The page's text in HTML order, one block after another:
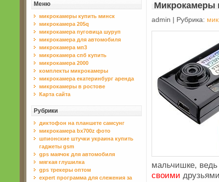
Меню
микрокамеры купить минск
микрокамера 205q
микрокамера пуговица шуруп
микрокамера для автомобиля
микрокамера мп3
микрокамера спб купить
микрокамера 2000
комплекты микрокамеры
микрокамера екатеринбург аренда
микрокамеры в ростове
Карта сайта
Рубрики
диктофон на планшете самсунг
микрокамера bx700z фото
шпионские штучки украина купить
гаджеты gsm
gps маячок для автомобиля
мягкая глушилка
gps трекеры оптом
expert программа для слежения за
Микрокамеры
admin | Рубрика:
мальчишке, ведь
своими